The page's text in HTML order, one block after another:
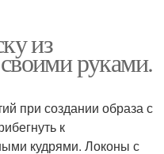
из
руками.
при создании образа с
к
кудрями. Локоны с